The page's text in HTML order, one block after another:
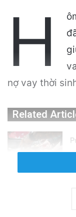
H
nợ vay thời
Related